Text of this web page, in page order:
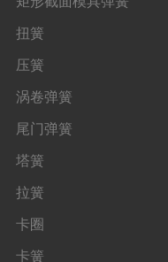
扭簧
压簧
涡卷弹簧
尾门弹簧
塔簧
拉簧
卡圈
卡簧